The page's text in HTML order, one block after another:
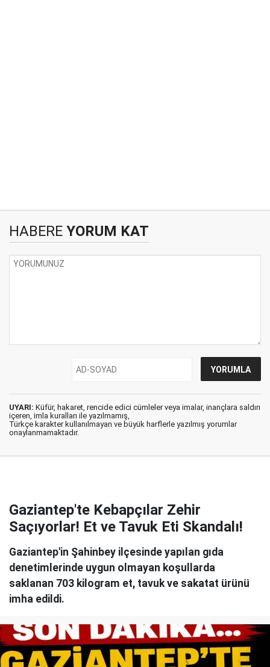
HABERE YORUM KAT
UYARI: Küfür, hakaret, rencide edici cümleler veya imalar, inançlara saldırı
içeren, imla kuralları ile yazılmamış,
Türkçe karakter kullanılmayan ve büyük harflerle yazılmış yorumlar
onaylanmamaktadır.
Gaziantep'te Kebapçılar Zehir
Saçıyorlar! Et ve Tavuk Eti Skandalı!
Gaziantep'in Şahinbey ilçesinde yapılan gıda
denetimlerinde uygun olmayan koşullarda
saklanan 703 kilogram et, tavuk ve sakatat ürünü
imha edildi.